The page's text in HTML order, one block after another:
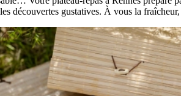
découvertes gustatives. À vous la